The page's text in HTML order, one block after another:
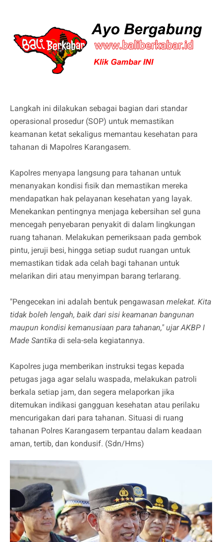
Langkah ini dilakukan sebagai bagian dari standar
operasional prosedur (SOP) untuk memastikan
keamanan ketat sekaligus memantau kesehatan para
tahanan di Mapolres Karangasem.
Kapolres menyapa langsung para tahanan untuk
menanyakan kondisi fisik dan memastikan mereka
mendapatkan hak pelayanan kesehatan yang layak.
Menekankan pentingnya menjaga kebersihan sel guna
mencegah penyebaran penyakit di dalam lingkungan
ruang tahanan. Melakukan pemeriksaan pada gembok
pintu, jeruji besi, hingga setiap sudut ruangan untuk
memastikan tidak ada celah bagi tahanan untuk
melarikan diri atau menyimpan barang terlarang.
"Pengecekan ini adalah bentuk pengawasan melekat. Kita
tidak boleh lengah, baik dari sisi keamanan bangunan
maupun kondisi kemanusiaan para tahanan," ujar AKBP I
Made Santika di sela-sela kegiatannya.
Kapolres juga memberikan instruksi tegas kepada
petugas jaga agar selalu waspada, melakukan patroli
berkala setiap jam, dan segera melaporkan jika
ditemukan indikasi gangguan kesehatan atau perilaku
mencurigakan dari para tahanan. Situasi di ruang
tahanan Polres Karangasem terpantau dalam keadaan
aman, tertib, dan kondusif. (Sdn/Hms)